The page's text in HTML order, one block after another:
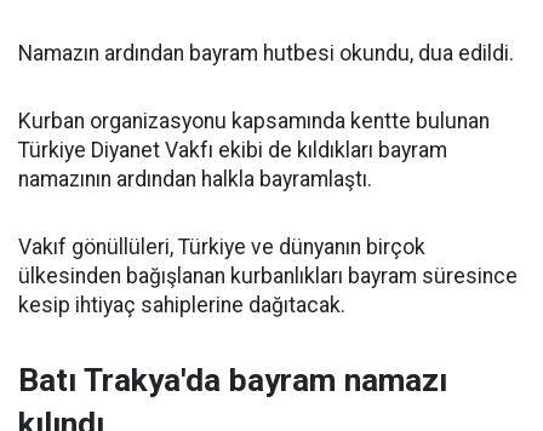
Namazın ardından bayram hutbesi okundu, dua edildi.
Kurban organizasyonu kapsamında kentte bulunan
Türkiye Diyanet Vakfı ekibi de kıldıkları bayram
namazının ardından halkla bayramlaştı.
Vakıf gönüllüleri, Türkiye ve dünyanın birçok
ülkesinden bağışlanan kurbanlıkları bayram süresince
kesip ihtiyaç sahiplerine dağıtacak.
Batı Trakya'da bayram namazı